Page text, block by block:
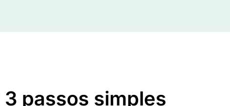
3 passos simples